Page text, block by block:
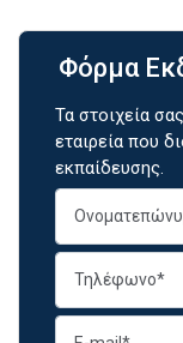
Φόρμα
Τα στοιχεία
εταιρεία που
εκπαίδευσης.